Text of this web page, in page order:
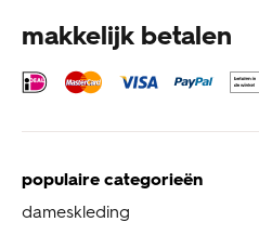
makkelijk betalen
populaire categorieën
dameskleding